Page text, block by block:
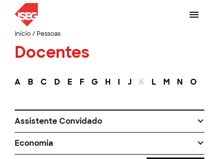
Início/ Pessoas
Docentes
A B C D E F G H I J K L M N O
Assistente Convidado
Economia